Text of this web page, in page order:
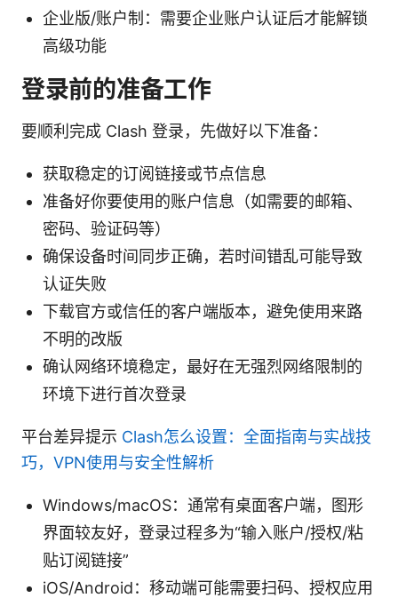
企业版/账户制：需要企业账户认证后才能解锁
高级功能
登录前的准备工作
要顺利完成 Clash 登录，先做好以下准备：
获取稳定的订阅链接或节点信息
准备好你要使用的账户信息（如需要的邮箱、
密码、验证码等）
确保设备时间同步正确，若时间错乱可能导致
认证失败
下载官方或信任的客户端版本，避免使用来路
不明的改版
确认网络环境稳定，最好在无强烈网络限制的
环境下进行首次登录
平台差异提示 Clash怎么设置：全面指南与实战技
巧，VPN使用与安全性解析
Windows/macOS：通常有桌面客户端，图形
界面较友好，登录过程多为“输入账户/授权/粘
贴订阅链接”
iOS/Android：移动端可能需要扫码、授权应用